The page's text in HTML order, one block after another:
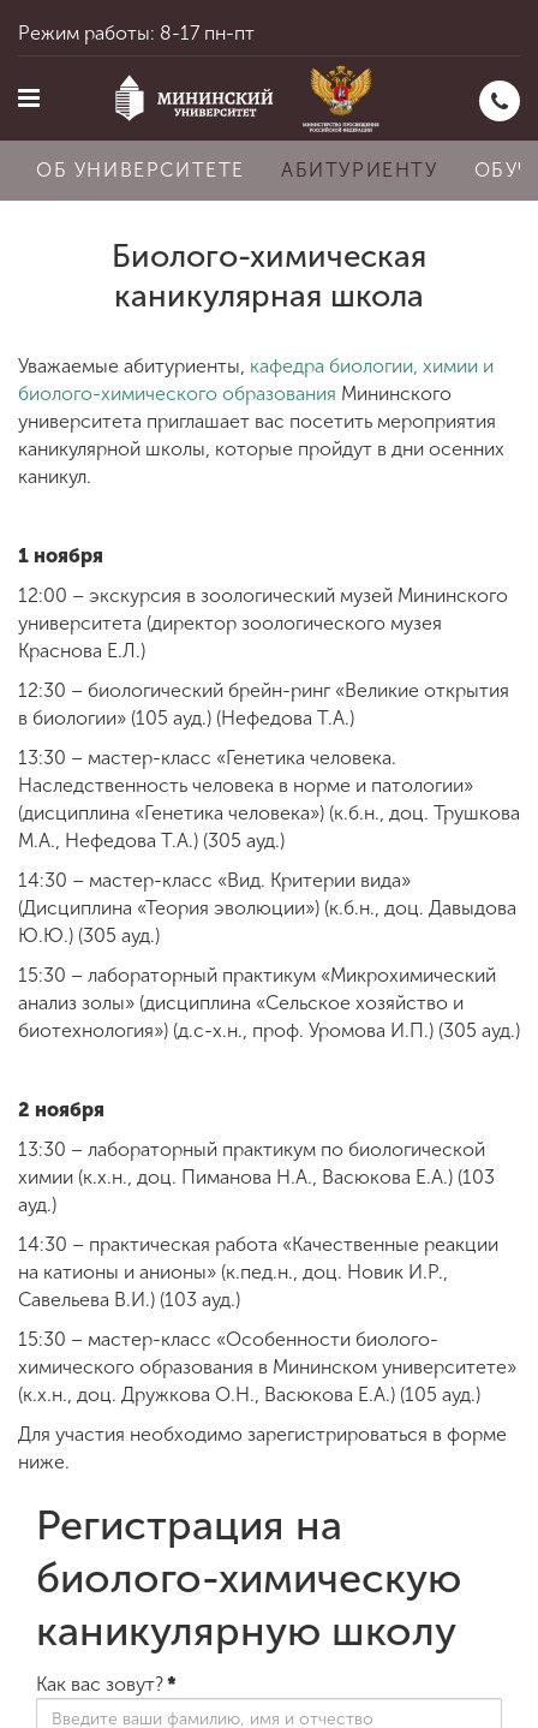
Главная
Об университете
Абитуриенту
Наука
Международная
деятельность
Другие виды
деятельности
Студенческая жизнь
Сведения об
образовательной
ENG SPN CHI
Приемная
комиссия
+7 (831) 262-26-20
Режим работы: 8-17 пн-пт
ОБ УНИВЕРСИТЕТЕ АБИТУРИЕНТУ
Биолого-химическая
каникулярная школа
Уважаемые абитуриенты, кафедра биологии, химии и
биолого-химического образования Мининского
университета приглашает вас посетить мероприятия
каникулярной школы, которые пройдут в дни осенних
каникул.
1 ноября
12:00 – экскурсия в зоологический музей Мининского
университета (директор зоологического музея
Краснова Е.Л.)
12:30 – биологический брейн-ринг «Великие открытия
в биологии» (105 ауд.) (Нефедова Т.А.)
13:30 – мастер-класс «Генетика человека.
Наследственность человека в норме и патологии»
(дисциплина «Генетика человека») (к.б.н., доц. Трушкова
М.А., Нефедова Т.А.) (305 ауд.)
14:30 – мастер-класс «Вид. Критерии вида»
(Дисциплина «Теория эволюции») (к.б.н., доц. Давыдова
Ю.Ю.) (305 ауд.)
15:30 – лабораторный практикум «Микрохимический
анализ золы» (дисциплина «Сельское хозяйство и
биотехнология») (д.с-х.н., проф. Уромова И.П.) (305 ауд.)
2 ноября
13:30 – лабораторный практикум по биологической
химии (к.х.н., доц. Пиманова Н.А., Васюкова Е.А.) (103
ауд.)
14:30 – практическая работа «Качественные реакции
на катионы и анионы» (к.пед.н., доц. Новик И.Р.,
Савельева В.И.) (103 ауд.)
15:30 – мастер-класс «Особенности биолого-
химического образования в Мининском университете»
(к.х.н., доц. Дружкова О.Н., Васюкова Е.А.) (105 ауд.)
Для участия необходимо зарегистрироваться в форме
ниже.
Регистрация на
биолого-химическую
каникулярную школу
Как вас зовут?*